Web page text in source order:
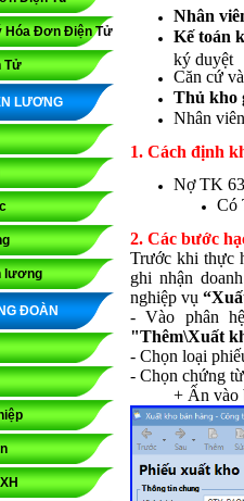
Hóa Đơn Điện Tử
Tử
LƯƠNG
lương
ĐOÀN
Nhân
Kế toán
ký duyệt
Căn cứ
Thủ kho
Nhân
1. Cách định
Nợ TK
Có
2. Các bước
Trước khi thực
ghi nhận
nghiệp vụ
- Vào phân
"Thêm\Xuất
- Chọn loại
- Chọn chứng
+ Ấn vào